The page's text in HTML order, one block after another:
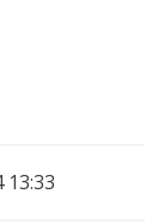
13:33